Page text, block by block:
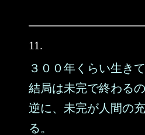
11.
３００年くらい生きて
結局は未完で終わるの
逆に、未完が人間の
る。